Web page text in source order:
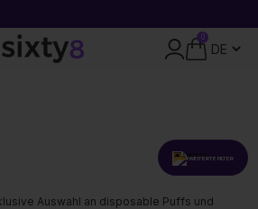
0
ERWEITERTE FILTER
Auswahl an disposable Puffs und